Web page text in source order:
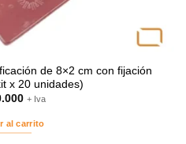
de 8×2 cm con fijación
x 20 unidades)
+ Iva
al carrito